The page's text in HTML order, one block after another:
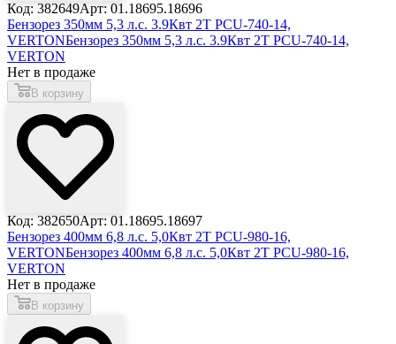
Код: 382649Арт: 01.18695.18696
Бензорез 350мм 5,3 л.с. 3.9Квт 2Т PCU-740-14,
VERTONБензорез 350мм 5,3 л.с. 3.9Квт 2Т PCU-740-14,
VERTON
Нет в продаже
В корзину
Код: 382650Арт: 01.18695.18697
Бензорез 400мм 6,8 л.с. 5,0Квт 2Т PCU-980-16,
VERTONБензорез 400мм 6,8 л.с. 5,0Квт 2Т PCU-980-16,
VERTON
Нет в продаже
В корзину